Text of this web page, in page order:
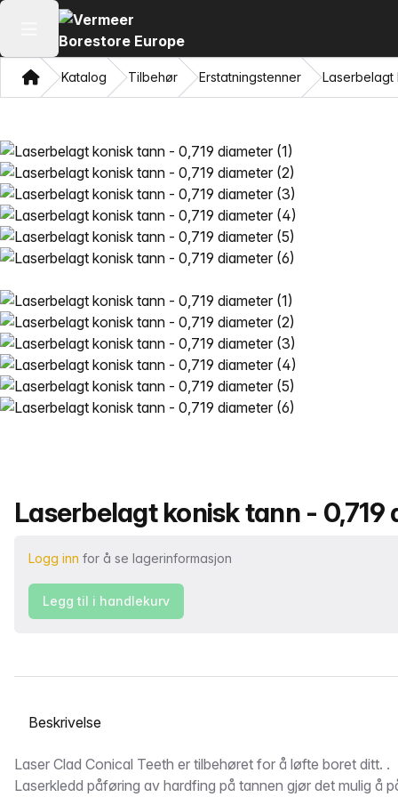
Åpne hovedmenyen
HjemKatalog Tilbehør Erstatningstenner Laserbelagt
Produktnavn
Laserbelagt konisk tann - 0,719
Logg inn for å se lagerinformasjon
Legg til i handlekurv
Velg en fane
Beskrivelse
Laser Clad Conical Teeth er tilbehøret for å løfte boret ditt. .
Laserkledd påføring av hardfing på tannen gjør det mulig å